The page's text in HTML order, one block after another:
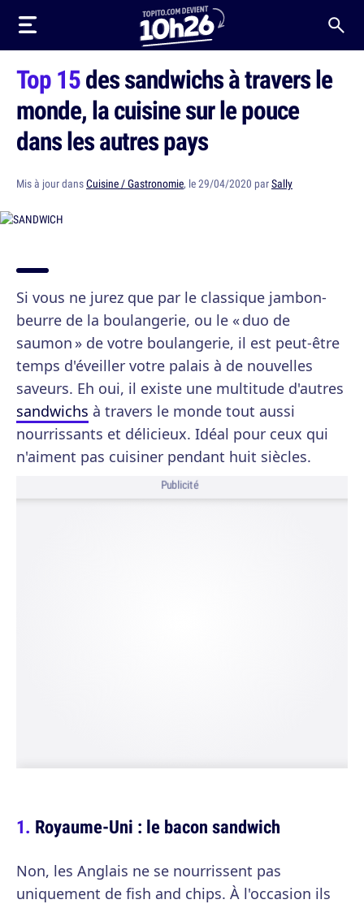
Top 15des sandwichs à travers le
monde, la cuisine sur le pouce
dans les autres pays
Mis à jour dansCuisine / Gastronomie, le 29/04/2020 parSally
Si vous ne jurez que par le classique jambon-
beurre de la boulangerie, ou le « duo de
saumon » de votre boulangerie, il est peut-être
temps d'éveiller votre palais à de nouvelles
saveurs. Eh oui, il existe une multitude d'autres
sandwichs à travers le monde tout aussi
nourrissants et délicieux. Idéal pour ceux qui
n'aiment pas cuisiner pendant huit siècles.
Publicité
Royaume-Uni : le bacon sandwich
Non, les Anglais ne se nourrissent pas
uniquement de fish and chips. À l'occasion ils